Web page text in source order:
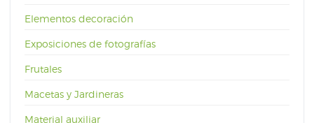
Elementos decoración
Exposiciones de fotografías
Frutales
Macetas y Jardineras
Material auxiliar